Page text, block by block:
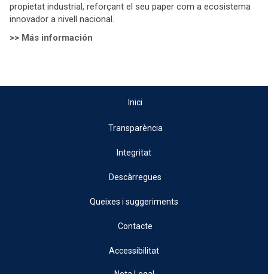
propietat industrial, reforçant el seu paper com a ecosistema
innovador a nivell nacional.
>> Más información
Inici
Transparència
Integritat
Descàrregues
Queixes i suggeriments
Contacte
Accessibilitat